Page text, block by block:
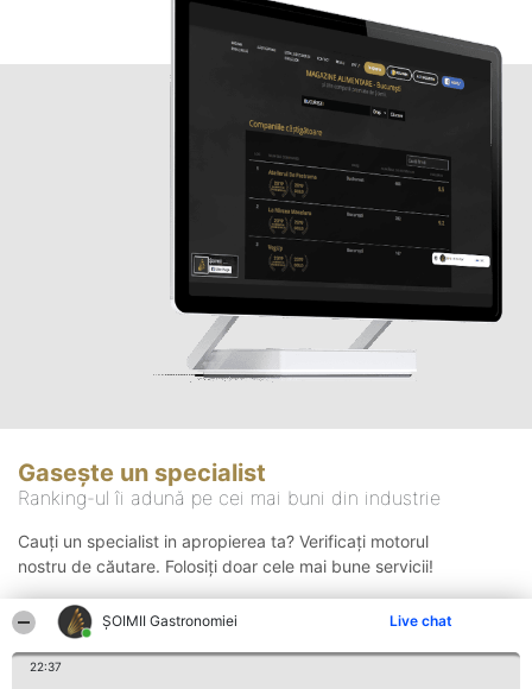
ȘOIMII Gastronomiei Live chat
22:37
Gasește un specialist
Ranking-ul îi adună pe cei mai buni din industrie
Cauți un specialist in apropierea ta? Verificați motorul
nostru de căutare. Folosiți doar cele mai bune servicii!